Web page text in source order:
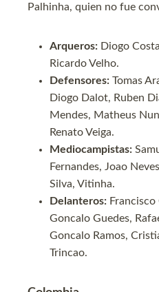
Palhinha, quien no fue
Arqueros: Diogo
Ricardo Velho.
Defensores: Tomas
Diogo Dalot, Ruben
Mendes, Matheus
Renato Veiga.
Mediocampistas:
Fernandes, Joao
Silva, Vitinha.
Delanteros:
Goncalo Guedes,
Goncalo Ramos,
Trincao.